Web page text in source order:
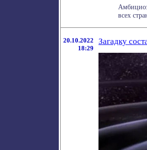
всех
20.10.2022
18:29
Загадку